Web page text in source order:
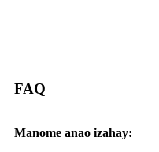
FAQ
Manome anao izahay: